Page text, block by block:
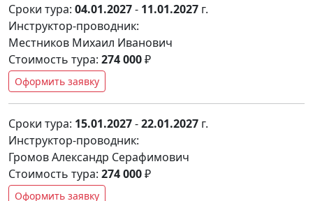
Сроки тура: 04.01.2027- 11.01.2027 г.
Инструктор-проводник:
Местников Михаил Иванович
Стоимость тура: 274 000₽
Оформить заявку
Сроки тура: 15.01.2027-22.01.2027 г.
Инструктор-проводник:
Громов Александр Серафимович
Стоимость тура: 274 000₽
Оформить заявку